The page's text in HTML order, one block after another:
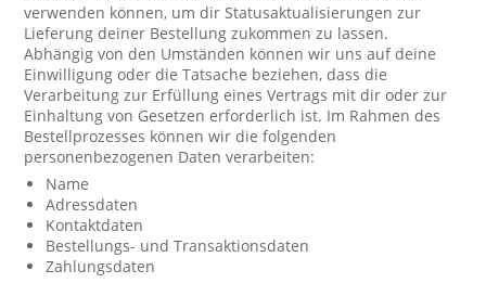
verwenden können, um dir Statusaktualisierungen zur
Lieferung deiner Bestellung zukommen zu lassen.
Abhängig von den Umständen können wir uns auf deine
Einwilligung oder die Tatsache beziehen, dass die
Verarbeitung zur Erfüllung eines Vertrags mit dir oder zur
Einhaltung von Gesetzen erforderlich ist. Im Rahmen des
Bestellprozesses können wir die folgenden
personenbezogenen Daten verarbeiten:
Name
Adressdaten
Kontaktdaten
Bestellungs- und Transaktionsdaten
Zahlungsdaten